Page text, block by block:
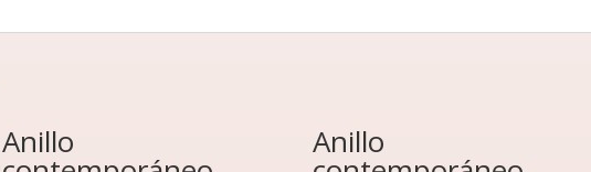
Anillo Anillo